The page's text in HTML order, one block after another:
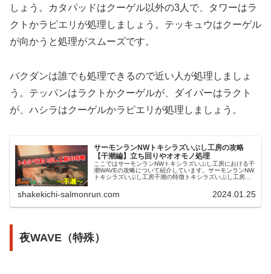
しょう。カタパッドはクーゲル以外の3人で、タワーはラ
クトかラピエリが処理しましょう。テッキュウはクーゲル
が向かうと処理がスムーズです。
バクダンは誰でも処理できるので近い人が処理しましょ
う。テッパンはラクトかクーゲルが、ダイバーはラクト
が、ハシラはクーゲルかラピエリが処理しましょう。
サーモンランNWトキシラズいぶし工房の攻略
【干潮編】立ち回りやオオモノ処理
ここではサーモンランNWトキシラズいぶし工房における干
潮WAVEの攻略について紹介しています。サーモンランNW
トキシラズいぶし工房干潮の特徴トキシラズいぶし工房の
shakekichi-salmonrun.com 2024.01.25
夜WAVE（特殊）